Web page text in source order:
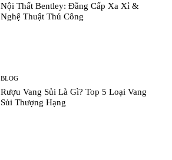
Nội Thất Bentley: Đẳng Cấp Xa Xỉ &
Nghệ Thuật Thủ Công
BLOG
Rượu Vang Sủi Là Gì? Top 5 Loại Vang
Sủi Thượng Hạng